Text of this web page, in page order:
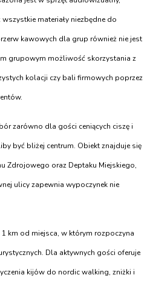
materiały niezbędne do
kawowych dla grup również nie jest
grupowym możliwość skorzystania z
kolacji czy bali firmowych poprzez
zarówno dla gości ceniących ciszę i
być bliżej centrum. Obiekt znajduje się
Zdrojowego oraz Deptaku Miejskiego,
ulicy zapewnia wypoczynek nie
km od miejsca, w którym rozpoczyna
Dla aktywnych gości oferuje
kijów do nordic walking, zniżki i